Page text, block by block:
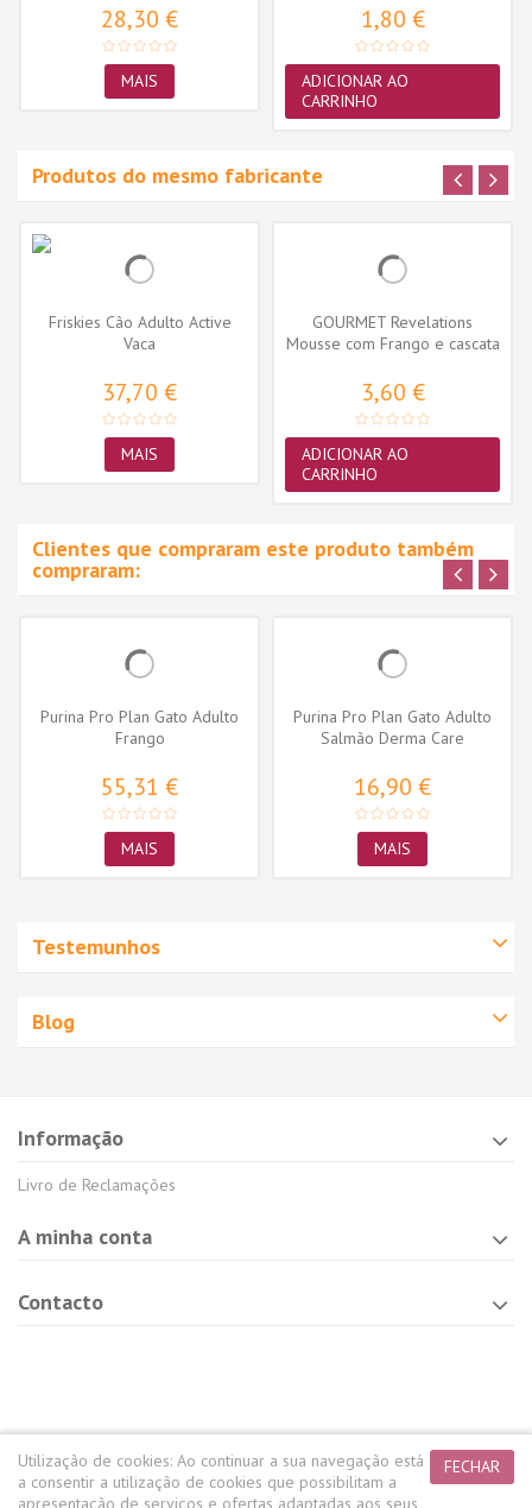
28,30 €
MAIS
1,80 €
ADICIONAR AO
CARRINHO
Produtos do mesmo fabricante
Friskies Cão Adulto Active
Vaca
37,70 €
MAIS
GOURMET Revelations
Mousse com Frango e cascata
3,60 €
ADICIONAR AO
CARRINHO
Clientes que compraram este produto também
compraram:
Purina Pro Plan Gato Adulto
Frango
55,31 €
MAIS
Purina Pro Plan Gato Adulto
Salmão Derma Care
16,90 €
MAIS
Testemunhos
Blog
Informação
Livro de Reclamações
A minha conta
Contacto
FECHAR
Utilização de cookies: Ao continuar a sua navegação está
a consentir a utilização de cookies que possibilitam a
apresentação de serviços e ofertas adaptadas aos seus